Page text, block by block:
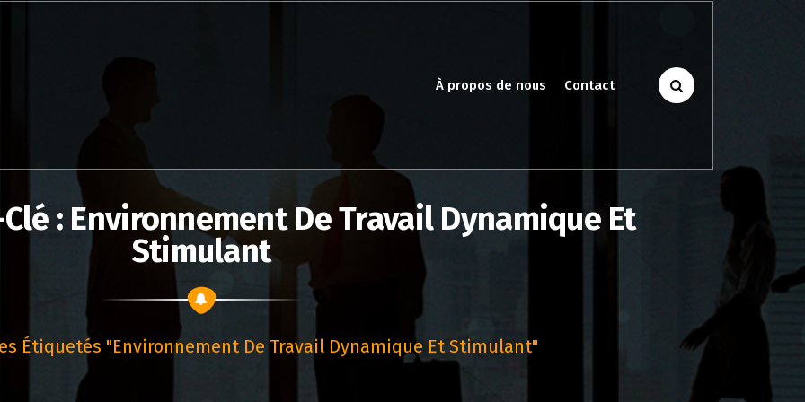
À propos de nous Contact
: Environnement De Travail Dynamique Et
Stimulant
Étiquetés "environnement De Travail Dynamique Et Stimulant"